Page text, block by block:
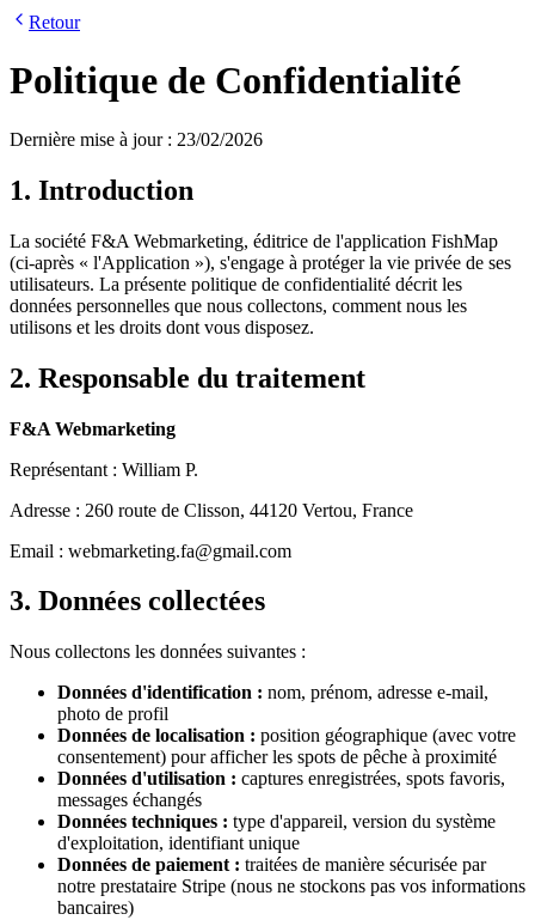
Retour
Politique de Confidentialité
Dernière mise à jour: 23/02/2026
1. Introduction
La société F&A Webmarketing, éditrice de l'application FishMap
(ci-après « l'Application »), s'engage à protéger la vie privée de ses
utilisateurs. La présente politique de confidentialité décrit les
données personnelles que nous collectons, comment nous les
utilisons et les droits dont vous disposez.
2. Responsable du traitement
F&A Webmarketing
Représentant : William P.
Adresse : 260 route de Clisson, 44120 Vertou, France
Email : webmarketing.fa@gmail.com
3. Données collectées
Nous collectons les données suivantes :
Données d'identification : nom, prénom, adresse e-mail,
photo de profil
Données de localisation : position géographique (avec votre
consentement) pour afficher les spots de pêche à proximité
Données d'utilisation : captures enregistrées, spots favoris,
messages échangés
Données techniques : type d'appareil, version du système
d'exploitation, identifiant unique
Données de paiement : traitées de manière sécurisée par
notre prestataire Stripe (nous ne stockons pas vos informations
bancaires)